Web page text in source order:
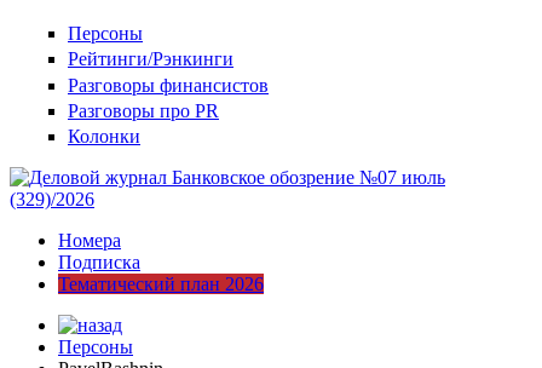
Персоны
Рейтинги/Рэнкинги
Разговоры финансистов
Разговоры про PR
Колонки
Номера
Подписка
Тематический план 2026
Персоны